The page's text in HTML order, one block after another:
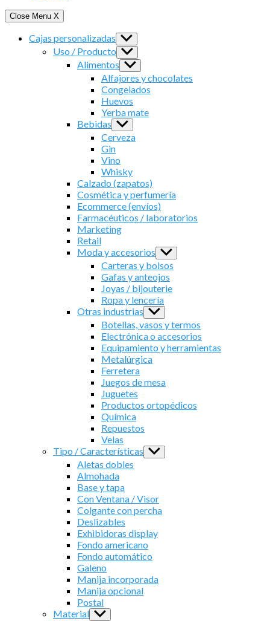
Close Menu X
Cajas personalizadas Show
sub
menu
Uso / Producto Show
sub
menu
Alimentos Show
sub
menu
Alfajores y chocolates
Congelados
Huevos
Yerba mate
Bebidas Show
sub
menu
Cerveza
Gin
Vino
Whisky
Calzado (zapatos)
Cosmética y perfumería
Ecommerce (envíos)
Farmacéuticos / laboratorios
Marketing
Retail
Moda y accesorios Show
sub
menu
Carteras y bolsos
Gafas y anteojos
Joyas / bijouterie
Ropa y lencería
Otras industrias Show
sub
menu
Botellas, vasos y termos
Electrónica o accesorios
Equipamiento y herramientas
Metalúrgica
Ferretera
Juegos de mesa
Juguetes
Productos ortopédicos
Química
Repuestos
Velas
Tipo / Características Show
sub
Aletas dobles
Almohada
Base y tapa
Con Ventana / Visor
Colgante con percha
Deslizables
Exhibidoras display
Fondo americano
Fondo automático
Galeno
Manija incorporada
Manija opcional
Postal
Material Show